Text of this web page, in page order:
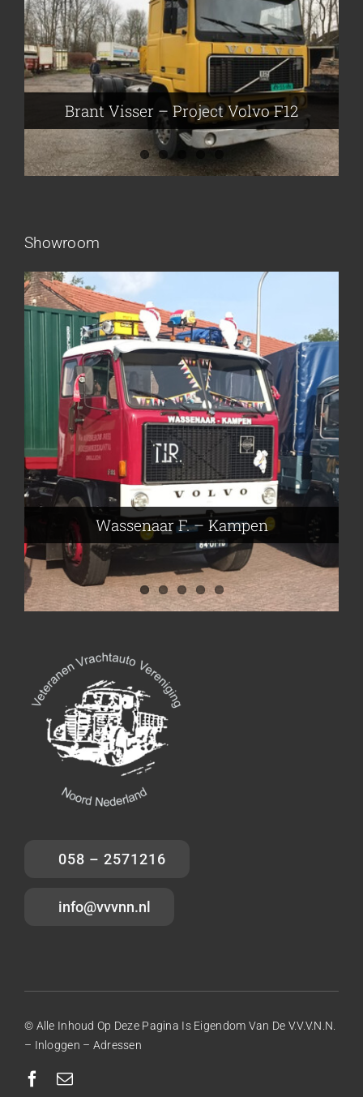
Brant Visser – Project Volvo F12
Flikkema – Spijk
Brant Visser – Project Volvo F88
Auke van der Kooi – Projekt Scania
John Moesker – Project Bedford
Showroom
Wassenaar F. – Kampen
Nijmeier Erwin – Smilde
Frieling Koos – Klazienaveen
Hartog den Richard – Borculo
Leeuwen van Joop – Leek
058 – 2571216
info@vvvnn.nl
© Alle Inhoud Op Deze Pagina Is Eigendom Van De V.V.V.N.N.
– Inloggen – Adressen